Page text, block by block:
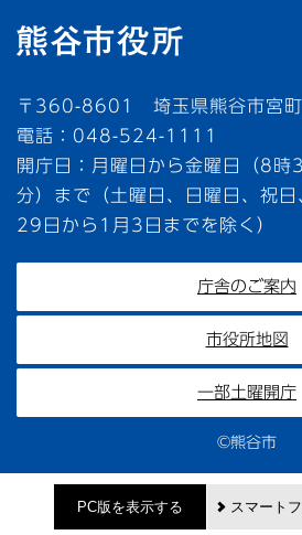
〒360-8601 埼玉県熊谷市宮町
電話：048-524-1111
開庁日：月曜日から金曜日（8
分）まで（土曜日、日曜日、祝
29日から1月3日までを除く）
庁舎のご案内
市役所地図
一部土曜開庁
©熊谷市
PC版を表示する スマート